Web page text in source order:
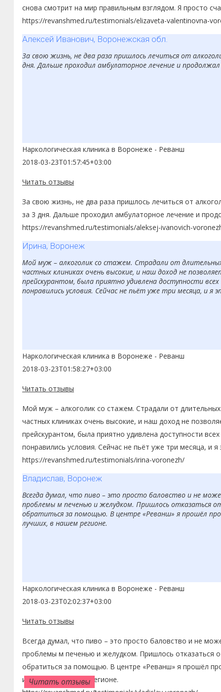
Читать отзывы
Читать отзывы
Читать отзывы
снова смотрит на мир правильным взглядом. Я просто
https://revanshmed.ru/testimonials/elizaveta-valentinovna-
Алексей Иванович, Воронежская обл.
За свою жизнь, не два раза пришлось лечиться от
дня. Дальше проходил амбулаторное лечение и
Читать отзывы
Наркологическая клиника в Воронеже - Реванш
2018-03-23T01:57:45+03:00
Читать отзывы
За свою жизнь, не два раза пришлось лечиться от
за 3 дня. Дальше проходил амбулаторное лечение и
https://revanshmed.ru/testimonials/aleksej-ivanovich-
Ирина, Воронеж
Мой муж – алкоголик со стажем. Страдали от
частных клиниках очень высокие, и наш доход не
прейскурантом, была приятно удивлена доступности
понравились условия. Сейчас не пьёт уже три месяца, и
Читать отзывы
Наркологическая клиника в Воронеже - Реванш
2018-03-23T01:58:27+03:00
Читать отзывы
Мой муж – алкоголик со стажем. Страдали от
частных клиниках очень высокие, и наш доход не
прейскурантом, была приятно удивлена доступности
понравились условия. Сейчас не пьёт уже три месяца, и
https://revanshmed.ru/testimonials/irina-voronezh/
Владислав, Воронеж
Всегда думал, что пиво – это просто баловство и не
проблемы м печенью и желудком. Пришлось отказаться
обратиться за помощью. В центре «Реванш» я прошёл
лучших, в нашем регионе.
Читать отзывы
Наркологическая клиника в Воронеже - Реванш
2018-03-23T02:02:37+03:00
Читать отзывы
Всегда думал, что пиво – это просто баловство и не
проблемы м печенью и желудком. Пришлось отказаться
обратиться за помощью. В центре «Реванш» я прошёл
из лучших, в нашем регионе.
Читать отзывы
Читать отзывы
Читать отзывы
Читать отзывы